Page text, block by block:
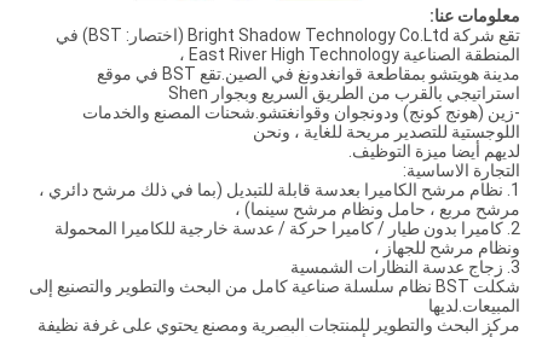
معلومات عنا:
تقع شركة Bright Shadow Technology Co.Ltd (اختصار: BST) في
المنطقة الصناعية East River High Technology ،
مدينة هويتشو بمقاطعة قوانغدونغ في الصين.تقع BST في موقع
استراتيجي بالقرب من الطريق السريع وبجوار Shen
-زين (هونج كونج) ودونجوان وقوانغتشو.شحنات المصنع والخدمات
اللوجستية للتصدير مريحة للغاية ، ونحن
لديهم أيضا ميزة التوظيف.
التجارة الاساسية:
1. نظام مرشح الكاميرا بعدسة قابلة للتبديل (بما في ذلك مرشح دائري ،
مرشح مربع ، حامل ونظام مرشح سينما) ،
2. كاميرا بدون طيار / كاميرا حركة / عدسة خارجية للكاميرا المحمولة
ونظام مرشح للجهاز ،
3. زجاج عدسة النظارات الشمسية
شكلت BST نظام سلسلة صناعية كامل من البحث والتطوير والتصنيع إلى
المبيعات.لديها
مركز البحث والتطوير للمنتجات البصرية ومصنع يحتوي على غرفة نظيفة